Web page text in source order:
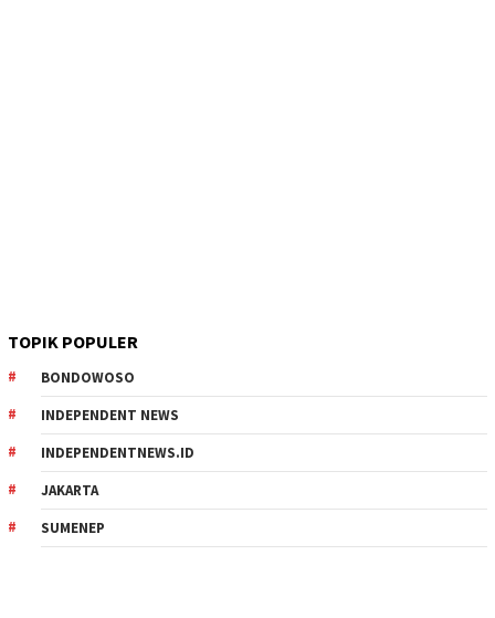
TOPIK POPULER
BONDOWOSO
INDEPENDENT NEWS
INDEPENDENTNEWS.ID
JAKARTA
SUMENEP